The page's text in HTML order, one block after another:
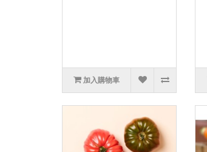
加入購物車